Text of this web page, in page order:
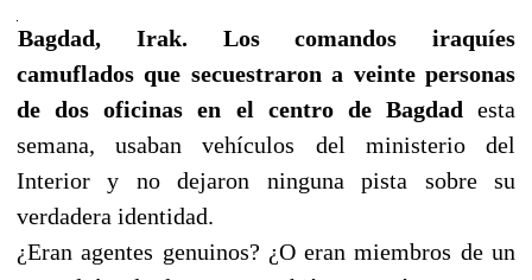
Bagdad, Irak. Los comandos iraquíes
camuflados que secuestraron a veinte personas
de dos oficinas en el centro de Bagdad esta
semana, usaban vehículos del ministerio del
Interior y no dejaron ninguna pista sobre su
verdadera identidad.
¿Eran agentes genuinos? ¿O eran miembros de un